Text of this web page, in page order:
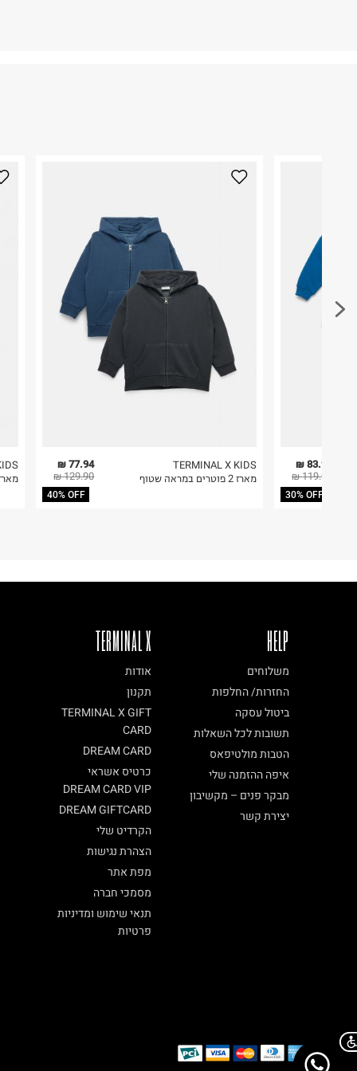
מארז 3 סווטשירטים
77.94 ₪
129.90 ₪
40% OFF
TERMINAL X KIDS
מארז 2 פוטרים במראה שטוף
83.93 ₪
119.90 ₪
30% OFF
TERMINAL X
אודות
תקנון
TERMINAL X GIFT
CARD
DREAM CARD
כרטיס אשראי
DREAM CARD VIP
DREAM GIFTCARD
הקרדיט שלי
הצהרת נגישות
מפת אתר
מסמכי חברה
תנאי שימוש ומדיניות
פרטיות
HELP
משלוחים
החזרות/ החלפות
ביטול עסקה
תשובות לכל השאלות
הטבות מולטיפאס
איפה ההזמנה שלי
מבקר פנים – מקשיבון
יצירת קשר